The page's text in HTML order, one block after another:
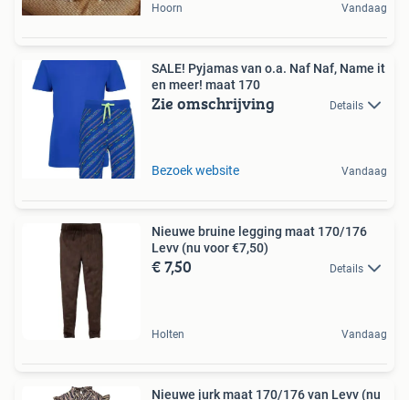
Hoorn Vandaag
SALE! Pyjamas van o.a. Naf Naf, Name it
en meer! maat 170
Zie omschrijving Details
Bezoek website Vandaag
Nieuwe bruine legging maat 170/176
Levv (nu voor €7,50)
€ 7,50 Details
Holten Vandaag
Nieuwe jurk maat 170/176 van Levv (nu